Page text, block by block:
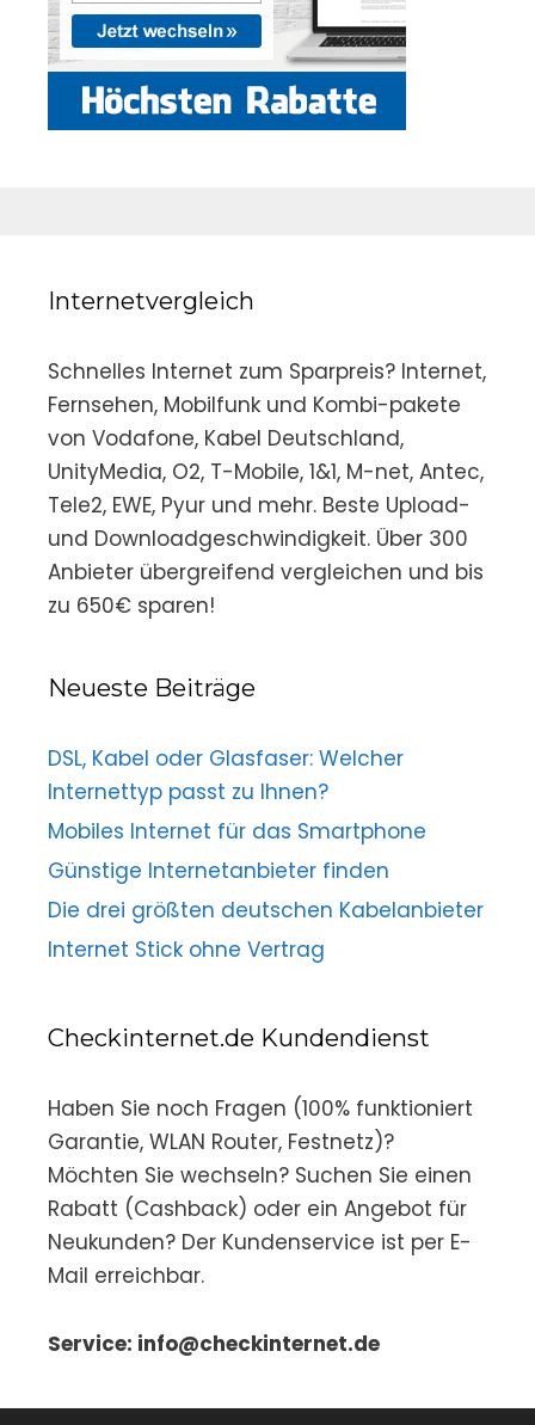
Internetvergleich
Schnelles Internet zum Sparpreis? Internet,
Fernsehen, Mobilfunk und Kombi-pakete
von Vodafone, Kabel Deutschland,
UnityMedia, O2, T-Mobile, 1&1, M-net, Antec,
Tele2, EWE, Pyur und mehr. Beste Upload-
und Downloadgeschwindigkeit. Über 300
Anbieter übergreifend vergleichen und bis
zu 650€ sparen!
Neueste Beiträge
DSL, Kabel oder Glasfaser: Welcher
Internettyp passt zu Ihnen?
Mobiles Internet für das Smartphone
Günstige Internetanbieter finden
Die drei größten deutschen Kabelanbieter
Internet Stick ohne Vertrag
Checkinternet.de Kundendienst
Haben Sie noch Fragen (100% funktioniert
Garantie, WLAN Router, Festnetz)?
Möchten Sie wechseln? Suchen Sie einen
Rabatt (Cashback) oder ein Angebot für
Neukunden? Der Kundenservice ist per E-
Mail erreichbar.
Service: info@checkinternet.de